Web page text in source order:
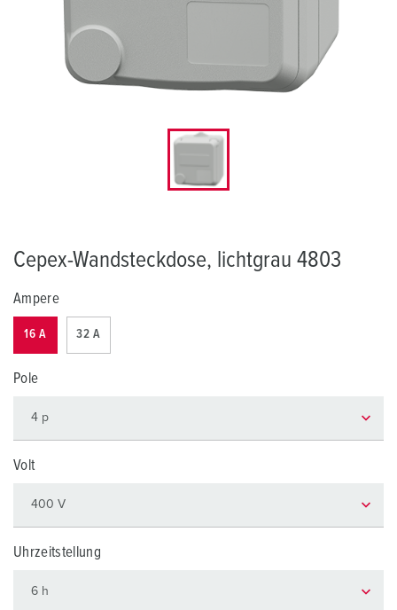
Cepex-Wandsteckdose, lichtgrau 4803
Ampere
16 A 32 A
Pole
Volt
Uhrzeitstellung